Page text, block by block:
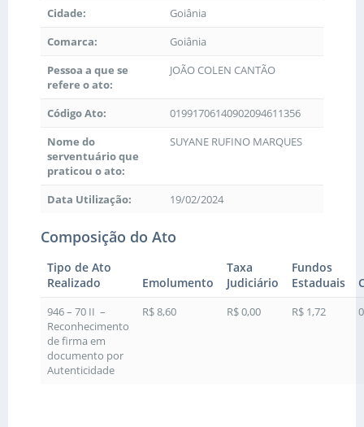
Cidade:
Goiânia
Comarca:
Goiânia
Pessoa a que se
refere o ato:
JOÃO COLEN CANTÃO
Código Ato:
01991706140902094611356
Nome do
serventuário que
praticou o ato:
SUYANE RUFINO MARQUES
Data Utilização: 19/02/2024
Composição do Ato
Tipo de Ato
Realizado
Emolumento
Taxa
Judiciário
Fundos
Estaduais
946 – 70 II –
Reconhecimento
de firma em
documento por
Autenticidade
R$ 8,60 R$ 0,00 R$ 1,72